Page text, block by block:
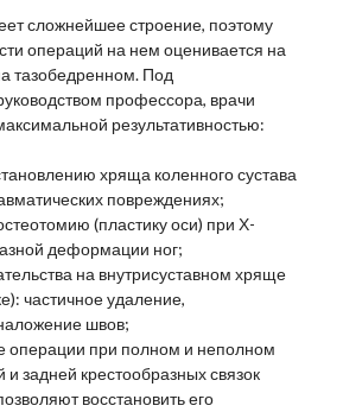
сложнейшее строение, поэтому
операций на нем оценивается на
тазобедренном. Под
профессора, врачи
результативностью:
хряща коленного сустава
повреждениях;
(пластику оси) при Х-
деформации ног;
на внутрисуставном хряще
частичное удаление,
швов;
операции при полном и неполном
задней крестообразных связок
восстановить его